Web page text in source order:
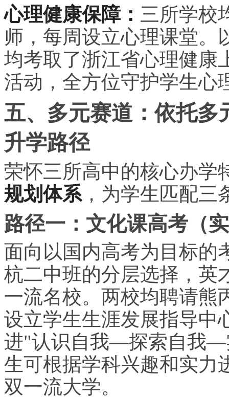
心理健康保障： 三所学校
师，每周设立心理课堂。
均考取了浙江省心理健康
活动，全方位守护学生心
五、多元赛道：依托多
升学路径
荣怀三所高中的核心办学
规划体系，为学生匹配三
路径一：文化课高考（
面向以国内高考为目标的
杭二中班的分层选择，英
一流名校。两校均聘请熊
设立学生生涯发展指导中
进"认识自我—探索自我—
生可根据学科兴趣和实力
双一流大学。